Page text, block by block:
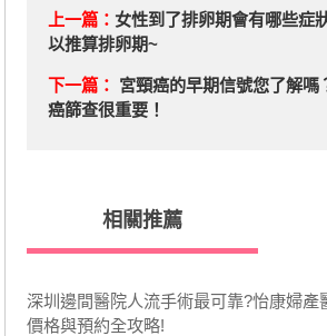
上一篇： 女性到了排卵期會有哪些症
以推算排卵期~
下一篇： 宮頸癌的早期信號您了解嗎
癌篩查很重要！
相關推薦
深圳邊間醫院人流手術最可靠?怡康婦產
價格與預約全攻略!